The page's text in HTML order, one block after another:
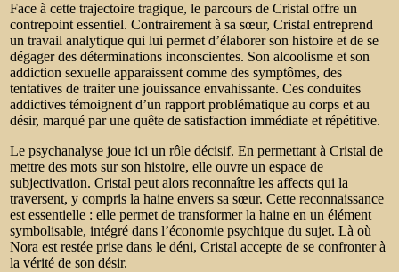
Face à cette trajectoire tragique, le parcours de Cristal offre un
contrepoint essentiel. Contrairement à sa sœur, Cristal entreprend
un travail analytique qui lui permet d’élaborer son histoire et de se
dégager des déterminations inconscientes. Son alcoolisme et son
addiction sexuelle apparaissent comme des symptômes, des
tentatives de traiter une jouissance envahissante. Ces conduites
addictives témoignent d’un rapport problématique au corps et au
désir, marqué par une quête de satisfaction immédiate et répétitive.
Le psychanalyse joue ici un rôle décisif. En permettant à Cristal de
mettre des mots sur son histoire, elle ouvre un espace de
subjectivation. Cristal peut alors reconnaître les affects qui la
traversent, y compris la haine envers sa sœur. Cette reconnaissance
est essentielle : elle permet de transformer la haine en un élément
symbolisable, intégré dans l’économie psychique du sujet. Là où
Nora est restée prise dans le déni, Cristal accepte de se confronter à
la vérité de son désir.